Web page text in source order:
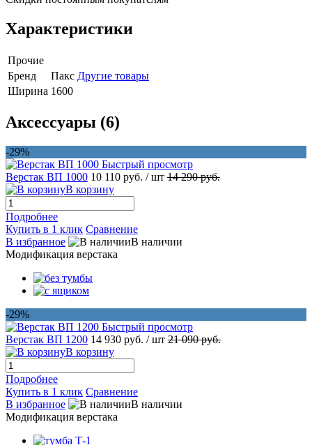
Характеристики
Прочие
Бренд
Пакс Другие товары
Ширина 1600
Аксессуары (6)
-29%
Быстрый просмотр
Верстак ВП 1000 10 110 руб. / шт 14 290 руб.
В корзину
Подробнее
Купить в 1 клик Сравнение
В избранное
В наличии
Модификация верстака
-29%
Быстрый просмотр
Верстак ВП 1200 14 930 руб. / шт 21 090 руб.
В корзину
Подробнее
Купить в 1 клик Сравнение
В избранное
В наличии
Модификация верстака